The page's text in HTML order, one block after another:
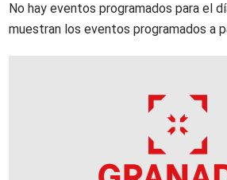
No hay eventos programados para el
muestran los eventos programados a